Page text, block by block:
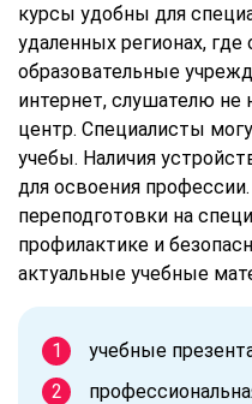
курсы удобны для
удаленных регионах, где
образовательные
интернет, слушателю
центр. Специалисты
учебы. Наличия
для освоения
переподготовки на
профилактике и
актуальные учебные
учебные